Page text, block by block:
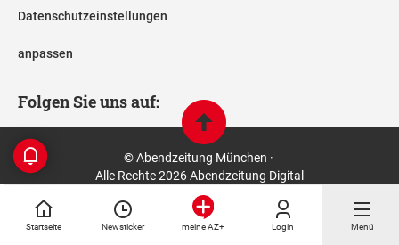
Startseite Newsticker meine AZ+ Login Menü
Datenschutzeinstellungen
anpassen
Folgen Sie uns auf:
© Abendzeitung München ·
Alle Rechte 2026 Abendzeitung Digital